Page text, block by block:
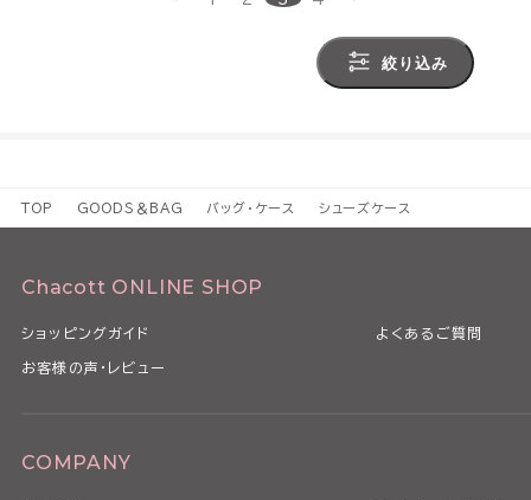
絞り込み
TOP GOODS＆BAG バッグ・ケース シューズケース
Chacott ONLINE SHOP
ショッピングガイド よくあるご質問
お客様の声・レビュー
COMPANY